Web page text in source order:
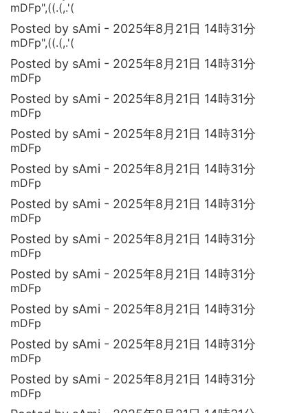
mDFp",((.(,.'(
Posted by sAmi - 2025年8月21日 14時31分
mDFp",((.(,.'(
Posted by sAmi - 2025年8月21日 14時31分
mDFp
Posted by sAmi - 2025年8月21日 14時31分
mDFp
Posted by sAmi - 2025年8月21日 14時31分
mDFp
Posted by sAmi - 2025年8月21日 14時31分
mDFp
Posted by sAmi - 2025年8月21日 14時31分
mDFp
Posted by sAmi - 2025年8月21日 14時31分
mDFp
Posted by sAmi - 2025年8月21日 14時31分
mDFp
Posted by sAmi - 2025年8月21日 14時31分
mDFp
Posted by sAmi - 2025年8月21日 14時31分
mDFp
Posted by sAmi - 2025年8月21日 14時31分
mDFp